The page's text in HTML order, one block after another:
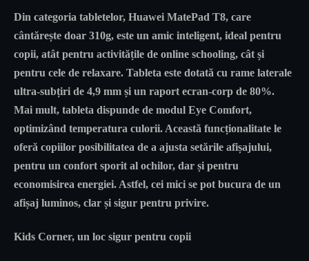
Din categoria tabletelor, Huawei MatePad T8, care
cântărește doar 310g, este un amic inteligent, ideal pentru
copii, atât pentru activitățile de online schooling, cât și
pentru cele de relaxare. Tableta este dotată cu rame laterale
ultra-subțiri de 4,9 mm și un raport ecran-corp de 80%.
Mai mult, tableta dispunde de modul Eye Comfort,
optimizând temperatura culorii. Această funcționalitate le
oferă copiilor posibilitatea de a ajusta setările afișajului,
pentru un confort sporit al ochilor, dar și pentru
economisirea energiei. Astfel, cei mici se pot bucura de un
afișaj luminos, clar și sigur pentru privire.
Kids Corner, un loc sigur pentru copii